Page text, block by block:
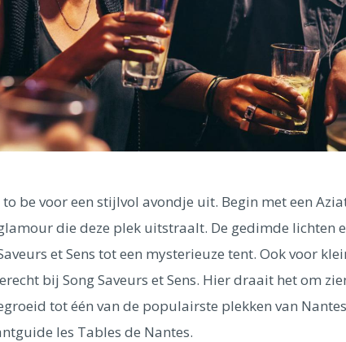
to be voor een stijlvol avondje uit. Begin met een
die deze plek uitstraalt. De gedimde lichten
et Sens tot een mysterieuze tent. Ook voor
bij Song Saveurs et Sens. Hier draait het om
tot één van de populairste plekken van
les Tables de Nantes.